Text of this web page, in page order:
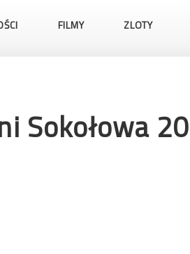
FILMY ZLOTY
Sokołowa